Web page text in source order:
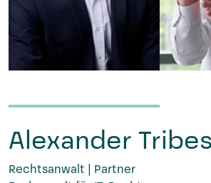
Alexander
Rechtsanwalt | Partner